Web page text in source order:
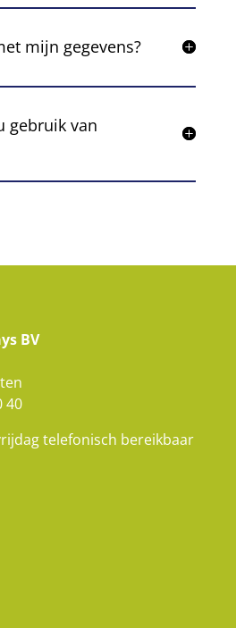
mijn gegevens?
gebruik van
BV
40
telefonisch bereikbaar